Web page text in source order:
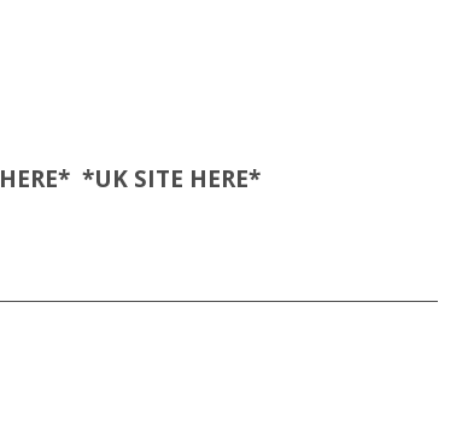
HERE* *UK SITE HERE*